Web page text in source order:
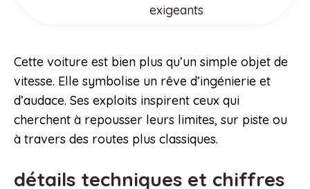
exigeants
Cette voiture est bien plus qu’un simple objet de
vitesse. Elle symbolise un rêve d’ingénierie et
d’audace. Ses exploits inspirent ceux qui
cherchent à repousser leurs limites, sur piste ou
à travers des routes plus classiques.
détails techniques et chiffres